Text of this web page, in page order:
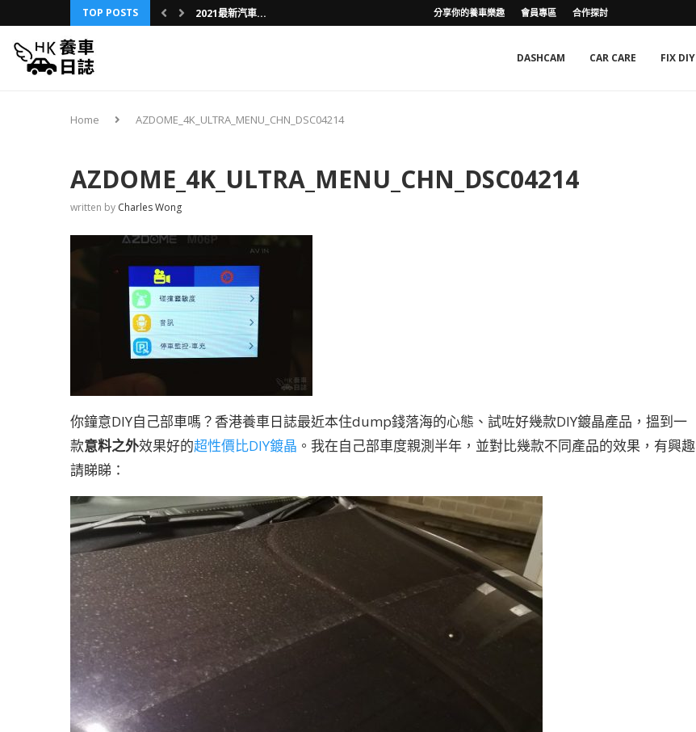
TOP POSTS
2021最新汽車...
分享你的養車樂趣 會員專區 合作探討
DASHCAM CAR CARE FIX DIY
Home AZDOME_4K_ULTRA_MENU_CHN_DSC04214
AZDOME_4K_ULTRA_MENU_CHN_DSC04214
written by Charles Wong
你鐘意DIY自己部車嗎？香港養車日誌最近本住dump錢落海的心態、試咗好幾款DIY鍍晶產品，搵到一
款意料之外效果好的超性價比DIY鍍晶 。我在自己部車度親測半年，並對比幾款不同產品的效果，有興趣
請睇睇：